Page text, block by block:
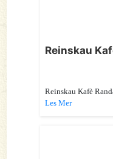
Reinskau
Reinskau Kafè
Les Mer